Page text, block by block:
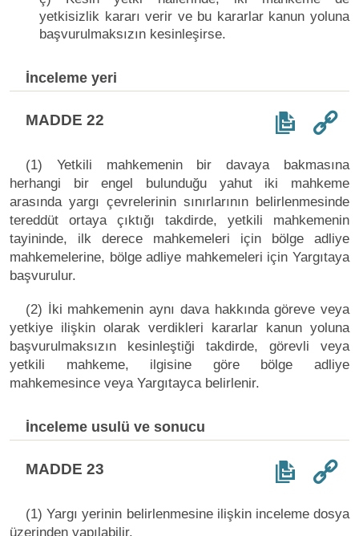
yetkisizlik kararı verir ve bu kararlar kanun yoluna
başvurulmaksızın kesinleşirse.
İnceleme yeri
MADDE 22
(1) Yetkili mahkemenin bir davaya bakmasına
herhangi bir engel bulunduğu yahut iki mahkeme
arasında yargı çevrelerinin sınırlarının belirlenmesinde
tereddüt ortaya çıktığı takdirde, yetkili mahkemenin
tayininde, ilk derece mahkemeleri için bölge adliye
mahkemelerine, bölge adliye mahkemeleri için Yargıtaya
başvurulur.
(2) İki mahkemenin aynı dava hakkında göreve veya
yetkiye ilişkin olarak verdikleri kararlar kanun yoluna
başvurulmaksızın kesinleştiği takdirde, görevli veya
yetkili mahkeme, ilgisine göre bölge adliye
mahkemesince veya Yargıtayca belirlenir.
İnceleme usulü ve sonucu
MADDE 23
(1) Yargı yerinin belirlenmesine ilişkin inceleme dosya
üzerinden yapılabilir.